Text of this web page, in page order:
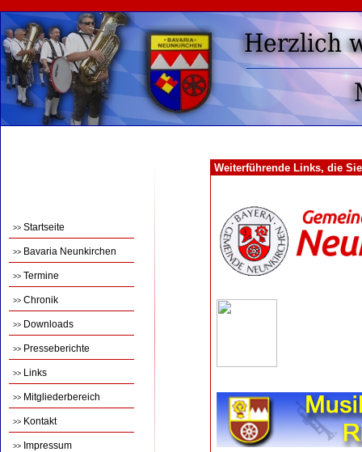
>> Startseite
>> Bavaria Neunkirchen
>> Termine
>> Chronik
>> Downloads
>> Presseberichte
>> Links
>> Mitgliederbereich
>> Kontakt
>> Impressum
Weiterführende Links, die